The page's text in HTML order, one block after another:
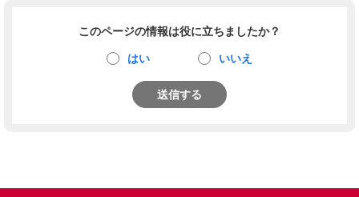
このページの情報は役に立ちましたか？
はい いいえ
送信する